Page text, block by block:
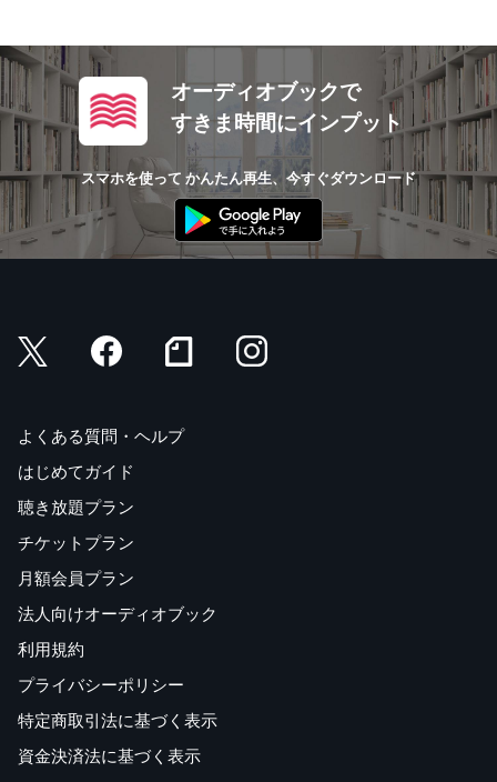
オーディオブックで
すきま時間にインプット
スマホを使って かんたん再生、今すぐダウンロード
よくある質問・ヘルプ
はじめてガイド
聴き放題プラン
チケットプラン
月額会員プラン
法人向けオーディオブック
利用規約
プライバシーポリシー
特定商取引法に基づく表示
資金決済法に基づく表示